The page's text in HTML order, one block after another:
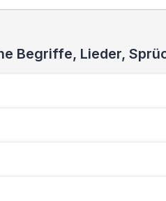
Begriffe, Lieder,